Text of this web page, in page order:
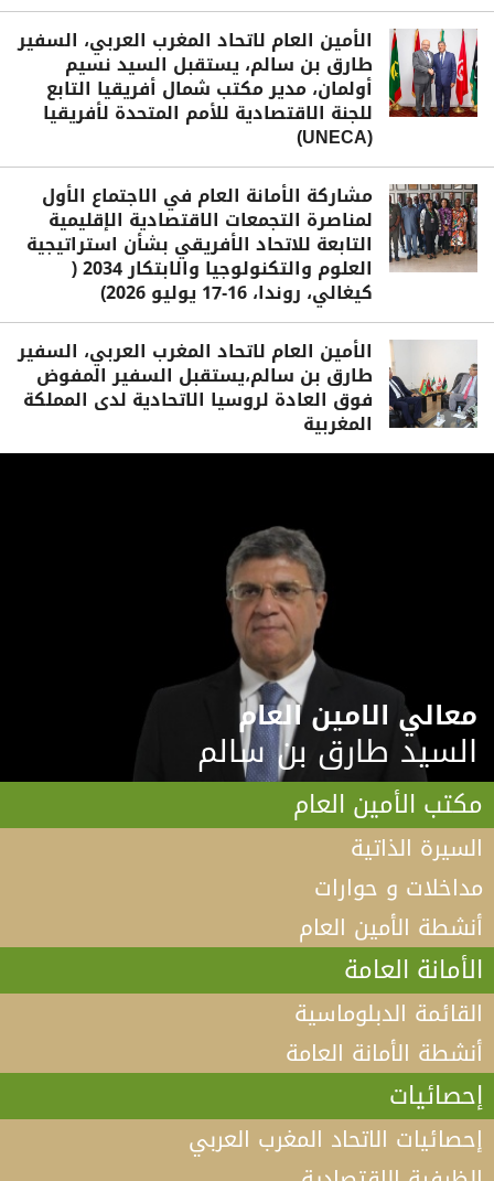
الأمين العام لاتحاد المغرب العربي، السفير
طارق بن سالم، يستقبل السيد نسيم
أولمان، مدير مكتب شمال أفريقيا التابع
للجنة الاقتصادية للأمم المتحدة لأفريقيا
(UNECA)
مشاركة الأمانة العام في الاجتماع الأول
لمناصرة التجمعات الاقتصادية الإقليمية
التابعة للاتحاد الأفريقي بشأن استراتيجية
العلوم والتكنولوجيا والابتكار 2034 (
كيغالي، روندا، 16-17 يوليو 2026)
الأمين العام لاتحاد المغرب العربي، السفير
طارق بن سالم،يستقبل السفير المفوض
فوق العادة لروسيا الاتحادية لدى المملكة
المغربية
معالي الامين العام
السيد طارق بن سالم
مكتب الأمين العام
السيرة الذاتية
مداخلات و حوارات
أنشطة الأمين العام
الأمانة العامة
القائمة الدبلوماسية
أنشطة الأمانة العامة
إحصائيات
إحصائيات الاتحاد المغرب العربي